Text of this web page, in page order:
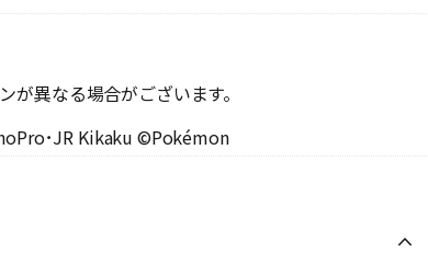
異なる場合がございます。
･JR Kikaku ©Pokémon